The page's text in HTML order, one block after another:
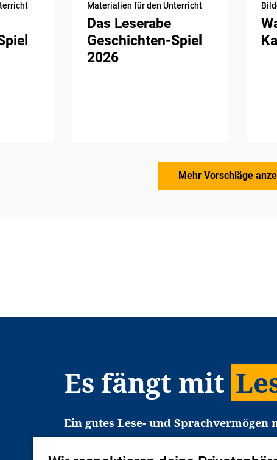
Materialien für den Unterricht
Das Leserabe
Geschichten-Spiel
2026
Mehr Vorschläge
Es fängt mit
Ein gutes Lese- und
Es erleichtert den Zugang zu Bildung